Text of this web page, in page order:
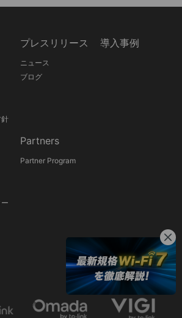
プレスリリース
ニュース
ブログ
導入事例
Partners
Partner Program